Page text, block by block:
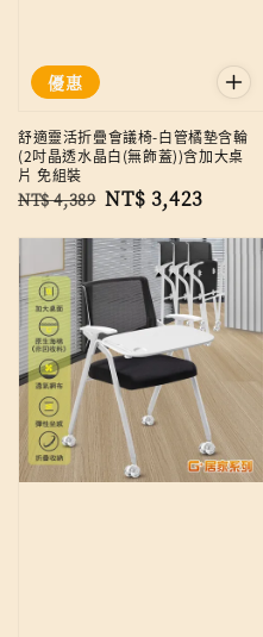
優惠
舒適靈活折疊會議椅-白管橘墊含輪
(2吋晶透水晶白(無飾蓋))含加大桌
片 免組裝
Regular
NT$ 4,389 Sale
NT$ 3,423